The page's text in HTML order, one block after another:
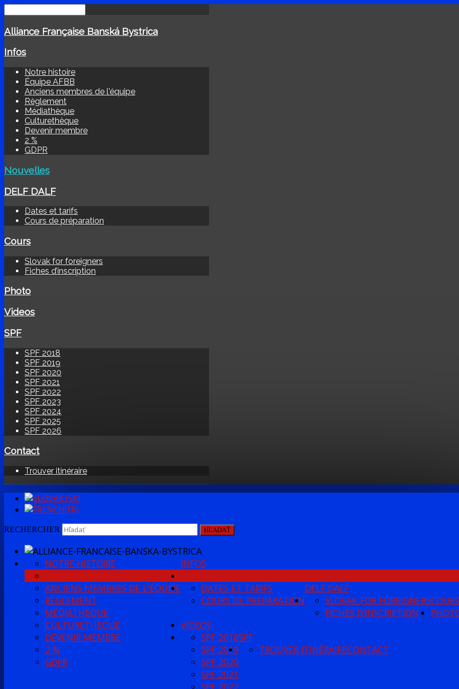
Alliance Française Banská Bystrica
Infos
Notre histoire
Équipe AFBB
Anciens membres de l'équipe
Règlement
Médiathèque
Culturethèque
Devenir membre
2 %
GDPR
Nouvelles
DELF DALF
Dates et tarifs
Cours de préparation
Cours
Slovak for foreigners
Fiches d’inscription
Photo
Videos
SPF
SPF 2018
SPF 2019
SPF 2020
SPF 2021
SPF 2022
SPF 2023
SPF 2024
SPF 2025
SPF 2026
Contact
Trouver itinéraire
RECHERCHER HĽADAŤ
INFOS
NOTRE HISTOIRE
ANCIENS MEMBRES DE L'ÉQUIPE
RÈGLEMENT
MÉDIATHÈQUE
CULTURETHÈQUE
DEVENIR MEMBRE
2 %
GDPR
DELF DALF
DATES ET TARIFS
COURS DE PRÉPARATION
COURS
SLOVAK FOR FOREIGNERS
FICHES D’INSCRIPTION
VIDEOS
SPF
SPF 2018
SPF 2019
SPF 2020
SPF 2021
SPF 2022
CONTACT
TROUVER ITINÉRAIRE